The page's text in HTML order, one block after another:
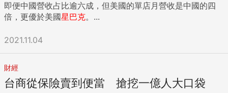
即便中國營收占比逾六成，但美國的單店月營收是中國的四
倍，更優於美國星巴克。...
2021.11.04
財經
台商從保險賣到便當 搶挖一億人大口袋